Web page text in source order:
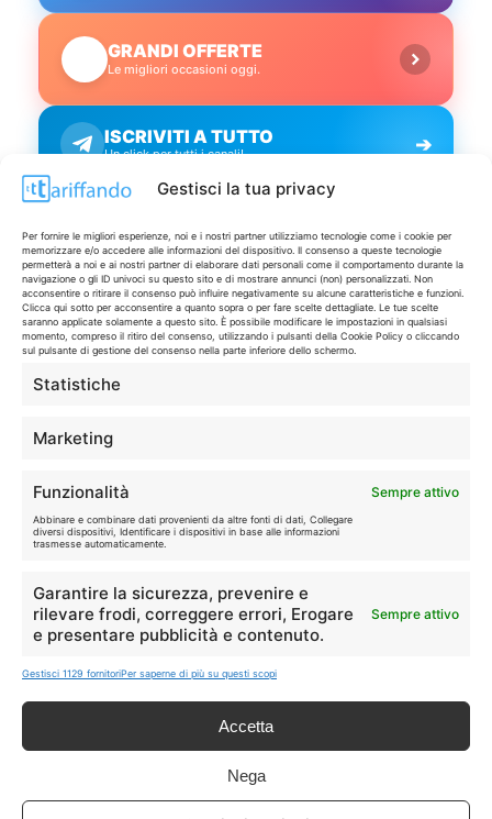
Gestisci la tua privacy
Per fornire le migliori esperienze, noi e i nostri partner utilizziamo tecnologie come i cookie per
memorizzare e/o accedere alle informazioni del dispositivo. Il consenso a queste tecnologie
permetterà a noi e ai nostri partner di elaborare dati personali come il comportamento durante la
navigazione o gli ID univoci su questo sito e di mostrare annunci (non) personalizzati. Non
acconsentire o ritirare il consenso può influire negativamente su alcune caratteristiche e funzioni.
Clicca qui sotto per acconsentire a quanto sopra o per fare scelte dettagliate. Le tue scelte
saranno applicate solamente a questo sito. È possibile modificare le impostazioni in qualsiasi
momento, compreso il ritiro del consenso, utilizzando i pulsanti della Cookie Policy o cliccando
sul pulsante di gestione del consenso nella parte inferiore dello schermo.
Statistiche
Marketing
Funzionalità Sempre attivo
Abbinare e combinare dati provenienti da altre fonti di dati, Collegare
diversi dispositivi, Identificare i dispositivi in base alle informazioni
trasmesse automaticamente.
Garantire la sicurezza, prevenire e
rilevare frodi, correggere errori, Erogare
e presentare pubblicità e contenuto.
Sempre attivo
Gestisci 1129 fornitoriPer saperne di più su questi scopi
Accetta
Nega
GRANDI OFFERTE
Le migliori occasioni oggi.
ISCRIVITI A TUTTO
Un click per tutti i canali! ➔
🔥
Tutte
💻
Tech
🛒 👗
Disclaimer
segnalate possono subire variazioni: verifica sempre le condizioni
sui siti ufficiali.